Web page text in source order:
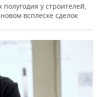
у строителей,
всплеске сделок